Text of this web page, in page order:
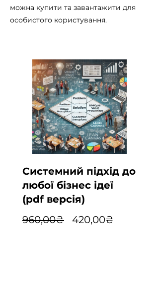
можна купити та завантажити для
особистого користування.
Системний підхід до
любої бізнес ідеї
(pdf версія)
960,00₴
Звичайна
420,00₴